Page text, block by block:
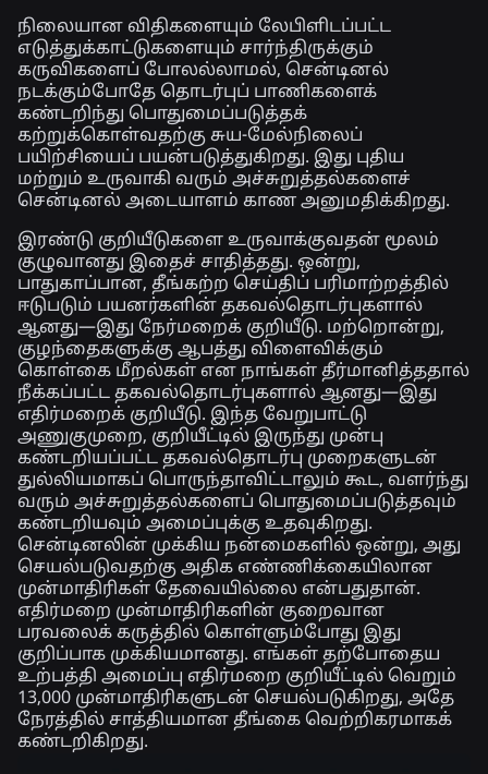
நிலையான விதிகளையும் லேபிளிடப்பட்ட
எடுத்துக்காட்டுகளையும் சார்ந்திருக்கும்
கருவிகளைப் போலல்லாமல், சென்டினல்
நடக்கும்போதே தொடர்புப் பாணிகளைக்
கண்டறிந்து பொதுமைப்படுத்தக்
கற்றுக்கொள்வதற்கு சுய-மேல்நிலைப்
பயிற்சியைப் பயன்படுத்துகிறது. இது புதிய
மற்றும் உருவாகி வரும் அச்சுறுத்தல்களைச்
சென்டினல் அடையாளம் காண அனுமதிக்கிறது.
இரண்டு குறியீடுகளை உருவாக்குவதன் மூலம்
குழுவானது இதைச் சாதித்தது. ஒன்று,
பாதுகாப்பான, தீங்கற்ற செய்திப் பரிமாற்றத்தில்
ஈடுபடும் பயனர்களின் தகவல்தொடர்புகளால்
ஆனது—இது நேர்மறைக் குறியீடு. மற்றொன்று,
குழந்தைகளுக்கு ஆபத்து விளைவிக்கும்
கொள்கை மீறல்கள் என நாங்கள் தீர்மானித்ததால்
நீக்கப்பட்ட தகவல்தொடர்புகளால் ஆனது—இது
எதிர்மறைக் குறியீடு. இந்த வேறுபாட்டு
அணுகுமுறை, குறியீட்டில் இருந்து முன்பு
கண்டறியப்பட்ட தகவல்தொடர்பு முறைகளுடன்
துல்லியமாகப் பொருந்தாவிட்டாலும் கூட, வளர்ந்து
வரும் அச்சுறுத்தல்களைப் பொதுமைப்படுத்தவும்
கண்டறியவும் அமைப்புக்கு உதவுகிறது.
சென்டினலின் முக்கிய நன்மைகளில் ஒன்று, அது
செயல்படுவதற்கு அதிக எண்ணிக்கையிலான
முன்மாதிரிகள் தேவையில்லை என்பதுதான்.
எதிர்மறை முன்மாதிரிகளின் குறைவான
பரவலைக் கருத்தில் கொள்ளும்போது இது
குறிப்பாக முக்கியமானது. எங்கள் தற்போதைய
உற்பத்தி அமைப்பு எதிர்மறை குறியீட்டில் வெறும்
13,000 முன்மாதிரிகளுடன் செயல்படுகிறது, அதே
நேரத்தில் சாத்தியமான தீங்கை வெற்றிகரமாகக்
கண்டறிகிறது.